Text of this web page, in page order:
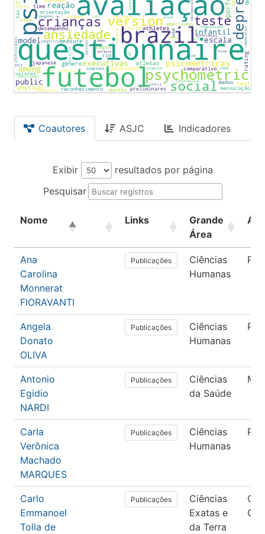
Coautores ASJC Indicadores
Exibir
resultados por página
Pesquisar
Nome Links
Grande
Área
Ana
Carolina
Monnerat
FIORAVANTI
Publicações
Ciências
Humanas
Angela
Donato
OLIVA
Publicações
Ciências
Humanas
Antonio
Egidio
NARDI
Publicações
Ciências
da Saúde
Carla
Verônica
Machado
MARQUES
Publicações
Ciências
Humanas
Carlo
Emmanoel
Tolla de
Publicações
Ciências
Exatas e
da Terra